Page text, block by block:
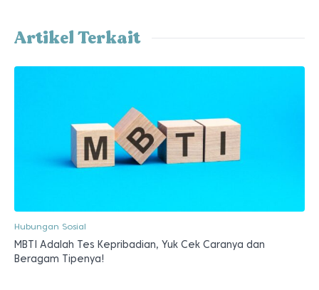
Artikel Terkait
Hubungan Sosial
MBTI Adalah Tes Kepribadian, Yuk Cek Caranya dan
Beragam Tipenya!